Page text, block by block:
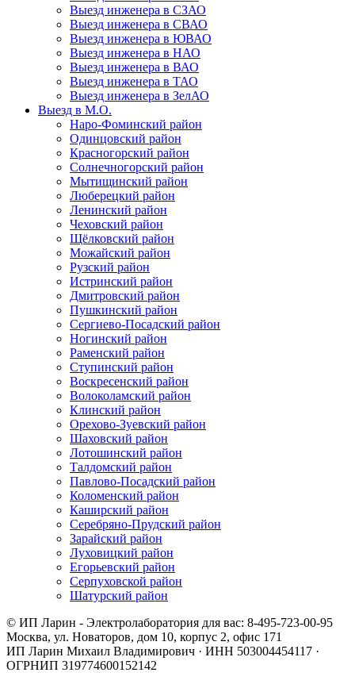
Выезд инженера в СЗАО
Выезд инженера в СВАО
Выезд инженера в ЮВАО
Выезд инженера в НАО
Выезд инженера в ВАО
Выезд инженера в ТАО
Выезд инженера в ЗелАО
Выезд в М.О.
Наро-Фоминский район
Одинцовский район
Красногорский район
Солнечногорский район
Мытищинский район
Люберецкий район
Ленинский район
Чеховский район
Щёлковский район
Можайский район
Рузский район
Истринский район
Дмитровский район
Пушкинский район
Сергиево-Посадский район
Ногинский район
Раменский район
Ступинский район
Воскресенский район
Волоколамский район
Клинский район
Орехово-Зуевский район
Шаховский район
Лотошинский район
Талдомский район
Павлово-Посадский район
Коломенский район
Каширский район
Серебряно-Прудский район
Зарайский район
Луховицкий район
Егорьевский район
Серпуховской район
Шатурский район
© ИП Ларин - Электролаборатория для вас: 8-495-723-00-95
Москва, ул. Новаторов, дом 10, корпус 2, офис 171
ИП Ларин Михаил Владимирович · ИНН 503004454117 ·
ОГРНИП 319774600152142